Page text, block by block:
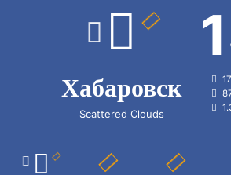
Хабаровск
Scattered Clouds